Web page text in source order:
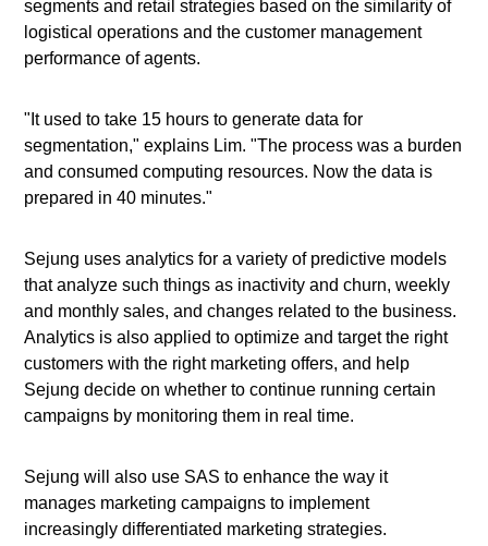
segments and retail strategies based on the similarity of
logistical operations and the customer management
performance of agents.
"It used to take 15 hours to generate data for
segmentation," explains Lim. "The process was a burden
and consumed computing resources. Now the data is
prepared in 40 minutes."
Sejung uses analytics for a variety of predictive models
that analyze such things as inactivity and churn, weekly
and monthly sales, and changes related to the business.
Analytics is also applied to optimize and target the right
customers with the right marketing offers, and help
Sejung decide on whether to continue running certain
campaigns by monitoring them in real time.
Sejung will also use SAS to enhance the way it
manages marketing campaigns to implement
increasingly differentiated marketing strategies.